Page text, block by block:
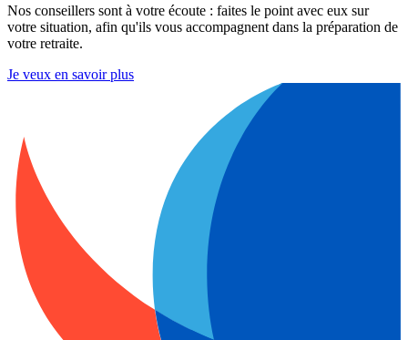
Nos conseillers sont à votre écoute : faites le point avec eux sur
votre situation, afin qu'ils vous accompagnent dans la préparation de
votre retraite.
Je veux en savoir plus